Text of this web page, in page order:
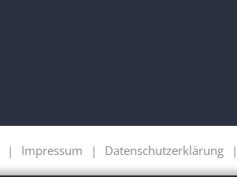
Impressum Datenschutzerklärung